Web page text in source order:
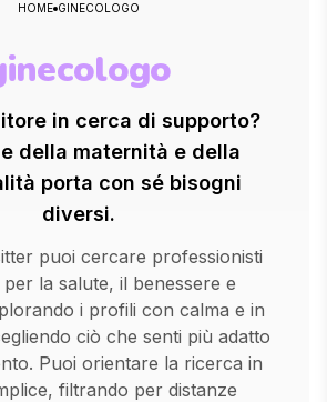
HOME GINECOLOGO
in cerca di supporto?
della maternità e della
porta con sé bisogni
diversi.
puoi cercare professionisti
la salute, il benessere e
i profili con calma e in
ciò che senti più adatto
Puoi orientare la ricerca in
filtrando per distanze